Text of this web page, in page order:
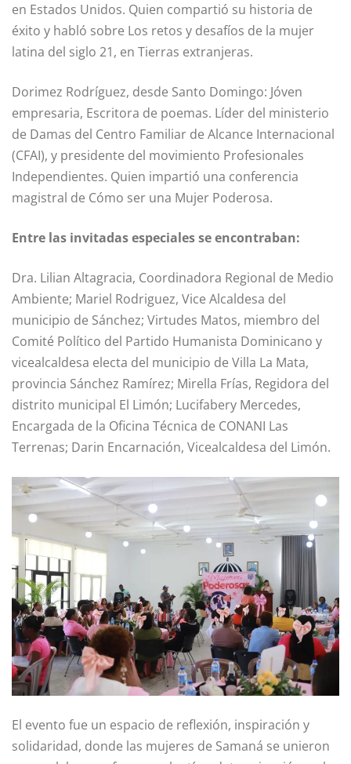
en Estados Unidos. Quien compartió su historia de
éxito y habló sobre Los retos y desafíos de la mujer
latina del siglo 21, en Tierras extranjeras.
Dorimez Rodríguez, desde Santo Domingo: Jóven
empresaria, Escritora de poemas. Líder del ministerio
de Damas del Centro Familiar de Alcance Internacional
(CFAI), y presidente del movimiento Profesionales
Independientes. Quien impartió una conferencia
magistral de Cómo ser una Mujer Poderosa.
Entre las invitadas especiales se encontraban:
Dra. Lilian Altagracia, Coordinadora Regional de Medio
Ambiente; Mariel Rodriguez, Vice Alcaldesa del
municipio de Sánchez; Virtudes Matos, miembro del
Comité Político del Partido Humanista Dominicano y
vicealcaldesa electa del municipio de Villa La Mata,
provincia Sánchez Ramírez; Mirella Frías, Regidora del
distrito municipal El Limón; Lucifabery Mercedes,
Encargada de la Oficina Técnica de CONANI Las
Terrenas; Darin Encarnación, Vicealcaldesa del Limón.
El evento fue un espacio de reflexión, inspiración y
solidaridad, donde las mujeres de Samaná se unieron